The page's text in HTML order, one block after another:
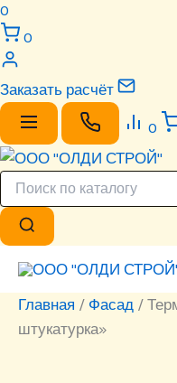
0
0
Заказать расчёт
0
Главная / Фасад /
штукатурка»